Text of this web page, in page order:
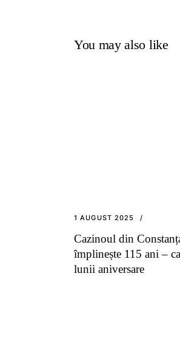
You may also like
1 AUGUST 2025
Cazinoul din
împlinește 115 ani –
lunii aniversare